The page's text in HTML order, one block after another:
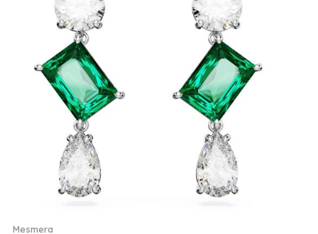
Mesmera